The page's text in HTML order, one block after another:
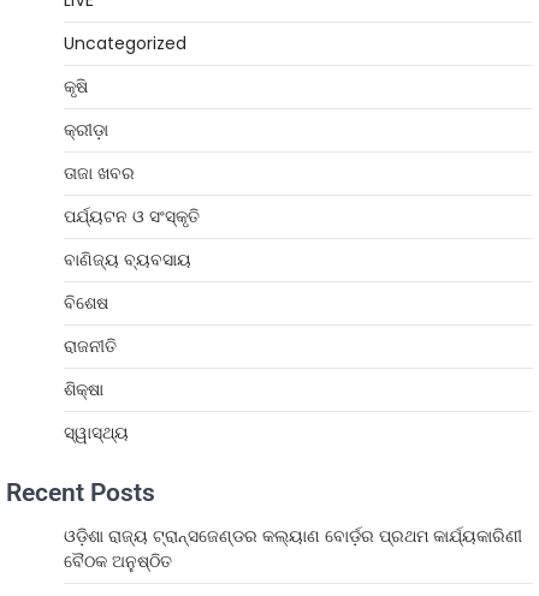
Uncategorized
କୃଷି
କ୍ରୀଡ଼ା
ତାଜା ଖବର
ପର୍ଯ୍ୟଟନ ଓ ସଂସ୍କୃତି
ବାଣିଜ୍ୟ ବ୍ୟବସାୟ
ବିଶେଷ
ରାଜନୀତି
ଶିକ୍ଷା
ସ୍ୱାସ୍ଥ୍ୟ
Recent Posts
ଓଡ଼ିଶା ରାଜ୍ୟ ଟ୍ରାନ୍ସଜେଣ୍ଡର କଲ୍ୟାଣ ବୋର୍ଡ଼ର ପ୍ରଥମ କାର୍ଯ୍ୟକାରିଣୀ
ବୈଠକ ଅନୁଷ୍ଠିତ